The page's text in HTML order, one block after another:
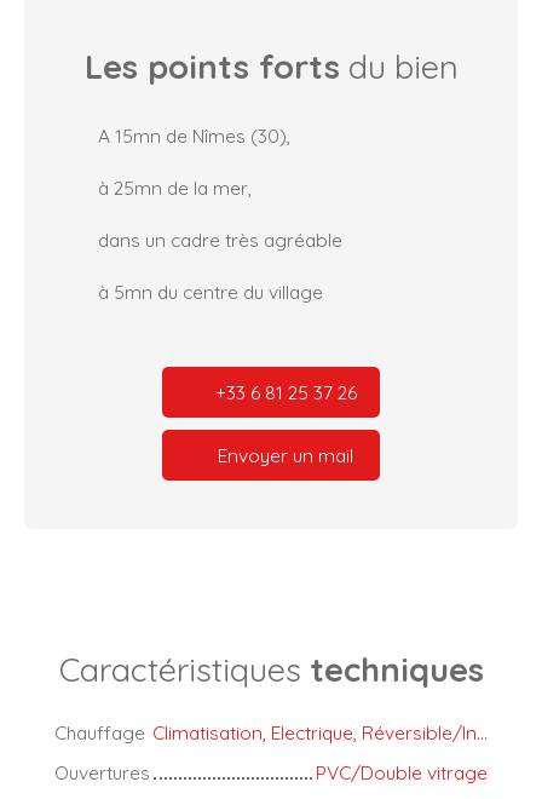
Les points forts du bien
A 15mn de Nîmes (30),
à 25mn de la mer,
dans un cadre très agréable
à 5mn du centre du village
+33 6 81 25 37 26
Envoyer un mail
Caractéristiques techniques
Chauffage
Climatisation, Electrique, Réversible/Individuel
Ouvertures
PVC/Double vitrage